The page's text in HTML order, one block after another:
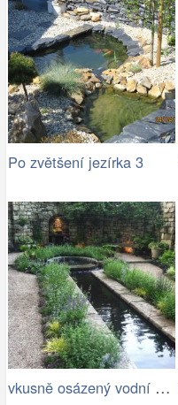
Po zvětšení jezírka 3
vkusně osázený vodní kanál s jezírkem